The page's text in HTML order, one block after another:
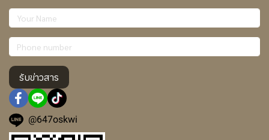
รับข่าวสาร
@647oskwi